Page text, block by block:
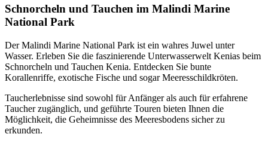
Schnorcheln und Tauchen im Malindi Marine
National Park
Der Malindi Marine National Park ist ein wahres Juwel unter
Wasser. Erleben Sie die faszinierende Unterwasserwelt Kenias beim
Schnorcheln und Tauchen Kenia. Entdecken Sie bunte
Korallenriffe, exotische Fische und sogar Meeresschildkröten.
Taucherlebnisse sind sowohl für Anfänger als auch für erfahrene
Taucher zugänglich, und geführte Touren bieten Ihnen die
Möglichkeit, die Geheimnisse des Meeresbodens sicher zu
erkunden.